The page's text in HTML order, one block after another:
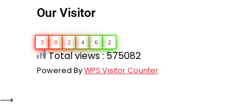
⟶
Our Visitor
3 0 2 4 6 2
Total views : 575082
Powered ByWPS Visitor Counter